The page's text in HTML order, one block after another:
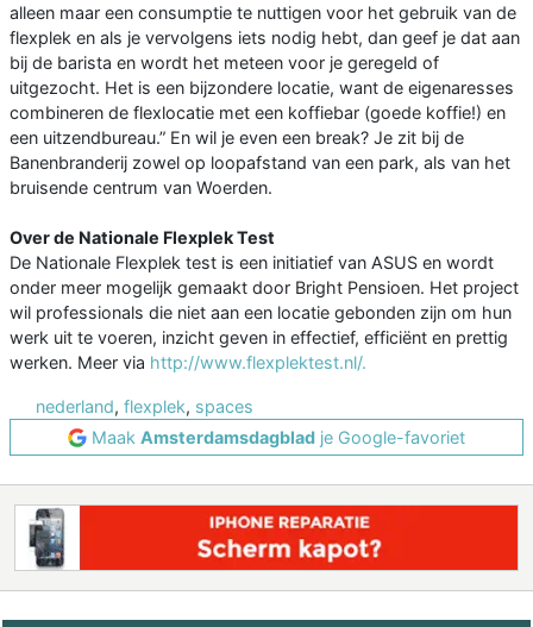
alleen maar een consumptie te nuttigen voor het gebruik van de
flexplek en als je vervolgens iets nodig hebt, dan geef je dat aan
bij de barista en wordt het meteen voor je geregeld of
uitgezocht. Het is een bijzondere locatie, want de eigenaresses
combineren de flexlocatie met een koffiebar (goede koffie!) en
een uitzendbureau.” En wil je even een break? Je zit bij de
Banenbranderij zowel op loopafstand van een park, als van het
bruisende centrum van Woerden.
Over de Nationale Flexplek Test
De Nationale Flexplek test is een initiatief van ASUS en wordt
onder meer mogelijk gemaakt door Bright Pensioen. Het project
wil professionals die niet aan een locatie gebonden zijn om hun
werk uit te voeren, inzicht geven in effectief, efficiënt en prettig
werken. Meer via http://www.flexplektest.nl/.
nederland, flexplek, spaces
Maak Amsterdamsdagblad je Google-favoriet